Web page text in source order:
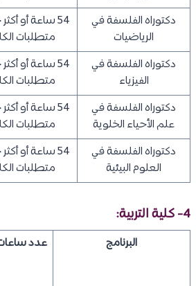
دكتوراه الفلسفة في
الرياضيات
54 ساعة أو
متطلبات
دكتوراه الفلسفة في
الفيزياء
54 ساعة أو
متطلبات
دكتوراه الفلسفة في
علم الأحياء الخلوية
54 ساعة أو
متطلبات
دكتوراه الفلسفة في
العلوم البيئية
54 ساعة أو
متطلبات
4- كلية التربية:
البرنامج عدد ساعات